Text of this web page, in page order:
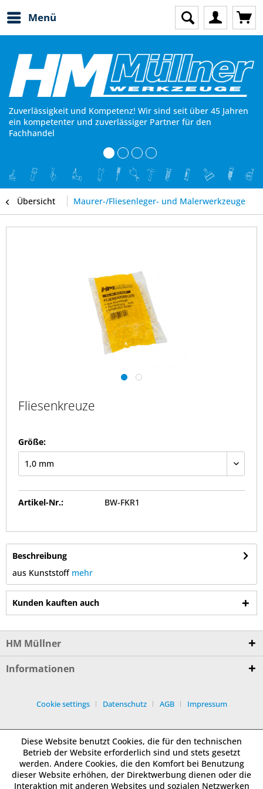
Menü
Zuverlässigkeit und Kompetenz! Wir sind seit über 45 Jahren
ein kompetenter und zuverlässiger Partner für den
Fachhandel
Übersicht Maurer-/Fliesenleger- und Malerwerkzeuge
Fliesenkreuze
Größe:
Artikel-Nr.: BW-FKR1
Beschreibung
aus Kunststoff mehr
Kunden kauften auch
HM Müllner
Informationen
Cookie settings Datenschutz AGB Impressum
Diese Website benutzt Cookies, die für den technischen
Betrieb der Website erforderlich sind und stets gesetzt
werden. Andere Cookies, die den Komfort bei Benutzung
dieser Website erhöhen, der Direktwerbung dienen oder die
Interaktion mit anderen Websites und sozialen Netzwerken